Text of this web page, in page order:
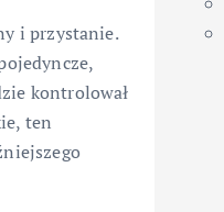
i przystanie.
kontrolował
ten